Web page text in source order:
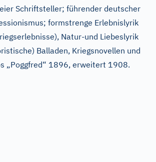
Schriftsteller; führender deutscher
formstrenge Erlebnislyrik
Natur-und Liebeslyrik
Balladen, Kriegsnovellen und
„Poggfred“ 1896, erweitert 1908.